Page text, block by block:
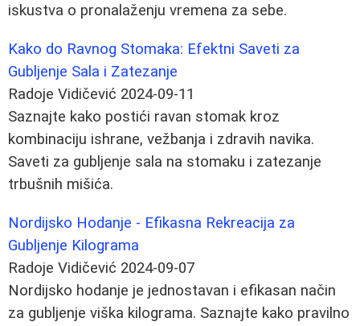
iskustva o pronalaženju vremena za sebe.
Kako do Ravnog Stomaka: Efektni Saveti za
Gubljenje Sala i Zatezanje
Radoje Vidičević 2024-09-11
Saznajte kako postići ravan stomak kroz
kombinaciju ishrane, vežbanja i zdravih navika.
Saveti za gubljenje sala na stomaku i zatezanje
trbušnih mišića.
Nordijsko Hodanje - Efikasna Rekreacija za
Gubljenje Kilograma
Radoje Vidičević 2024-09-07
Nordijsko hodanje je jednostavan i efikasan način
za gubljenje viška kilograma. Saznajte kako pravilno